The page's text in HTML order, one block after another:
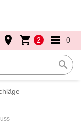
search
place shopping_cart 2 view_list 0